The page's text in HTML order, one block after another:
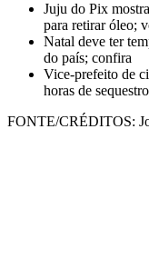
Juju do Pix
para retirar óleo;
Natal deve ter
do país; confira
Vice-prefeito de
horas de sequestro
FONTE/CRÉDITOS: